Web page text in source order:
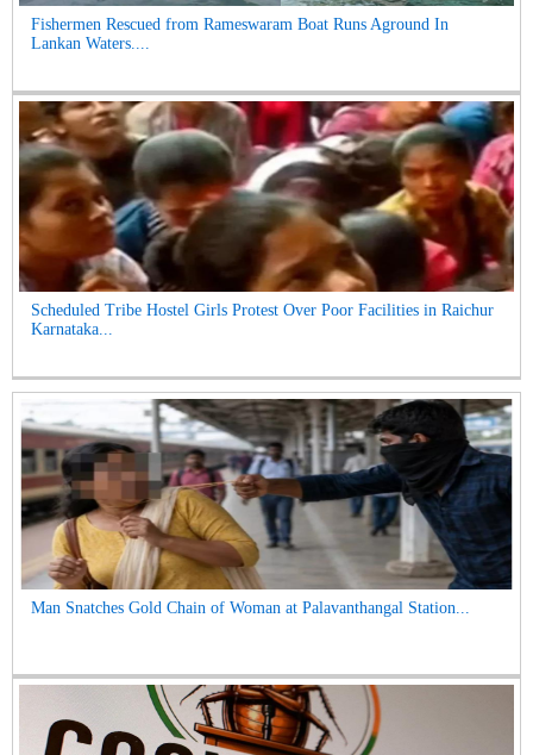
Fishermen Rescued from Rameswaram Boat Runs Aground In
Lankan Waters....
Scheduled Tribe Hostel Girls Protest Over Poor Facilities in Raichur
Karnataka...
Man Snatches Gold Chain of Woman at Palavanthangal Station...